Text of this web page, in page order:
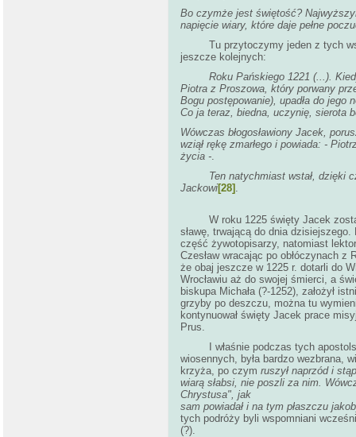
Bo czymże jest świętość?
napięcie wiary, które daje pełne
Tu przytoczymy jeden z tych
jeszcze kolejnych:
Roku Pańskiego 1221 (...).
Piotra z Proszowa, który porwany
Bogu postępowanie), upadła do jego
Co ja teraz, biedna, uczynię, sierota
Wówczas błogosławiony Jacek,
wziął rękę zmarłego i powiada: -
życia -.
Ten natychmiast wstał, dzięki
Jackowi[28]
W roku 1225 święty Jacek został
sławę, trwającą do dnia dzisiejszego.
część żywotopisarzy, natomiast lektor
Czesław wracając po obłóczynach
że obaj jeszcze w 1225 r. dotarli do
Wrocławiu aż do swojej śmierci, a
biskupa Michała (?-1252), założył
grzyby po deszczu, można tu
kontynuował święty Jacek prace
Prus.
I właśnie podczas tych
wiosennych, była bardzo wezbrana,
krzyża, po czym ruszył naprzód i
wiarą słabsi, nie poszli za nim.
Chrystusa", jak
sam powiadał i na tym płaszczu
tych podróży byli wspomniani